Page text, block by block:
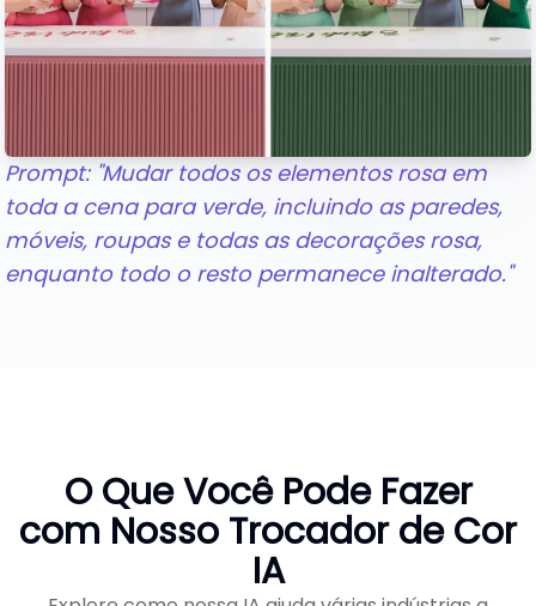
Prompt: "Mudar todos os elementos rosa em
toda a cena para verde, incluindo as paredes,
móveis, roupas e todas as decorações rosa,
enquanto todo o resto permanece inalterado."
O Que Você Pode Fazer
com Nosso Trocador de Cor
IA